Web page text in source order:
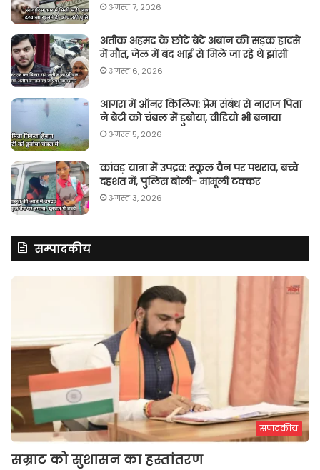
अगस्त 7, 2026
अतीक अहमद के छोटे बेटे अबान की सड़क हादसे
में मौत, जेल में बंद भाई से मिले जा रहे थे झांसी
अगस्त 6, 2026
आगरा में ऑनर किलिग़: प्रेम संबंध से नाराज पिता
ने बेटी को चंबल में डुबोया, वीडियो भी बनाया
अगस्त 5, 2026
कांवड़ यात्रा में उपद्रव: स्कूल वैन पर पथराव, बच्चे
दहशत में, पुलिस बोली- मामूली टक्कर
अगस्त 3, 2026
सम्पादकीय
संपादकीय
सम्राट को सुशासन का हस्तांतरण